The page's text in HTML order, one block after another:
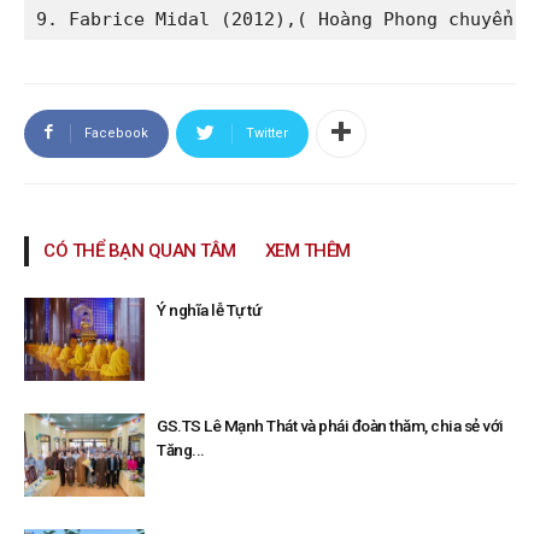
9. Fabrice Midal (2012),( Hoàng Phong chuyển
Facebook Twitter
CÓ THỂ BẠN QUAN TÂM XEM THÊM
Ý nghĩa lễ Tự tứ
GS.TS Lê Mạnh Thát và phái đoàn thăm, chia sẻ với
Tăng...